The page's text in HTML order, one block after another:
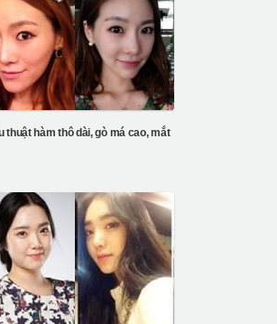
thuật hàm thô dài, gò má cao, mắt